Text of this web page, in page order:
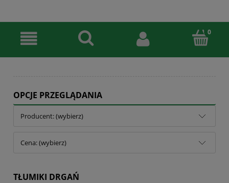
OPCJE PRZEGLĄDANIA
Producent: (wybierz)
Cena: (wybierz)
TŁUMIKI DRGAŃ